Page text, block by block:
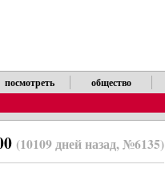
посмотреть общество
(10109 дней назад, №6135)